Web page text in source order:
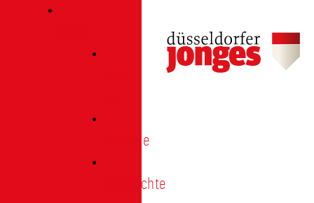
Termine
Geschichte